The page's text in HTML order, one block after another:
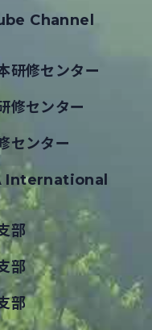
Channel
研修センター
修センター
センター
International
部
部
部